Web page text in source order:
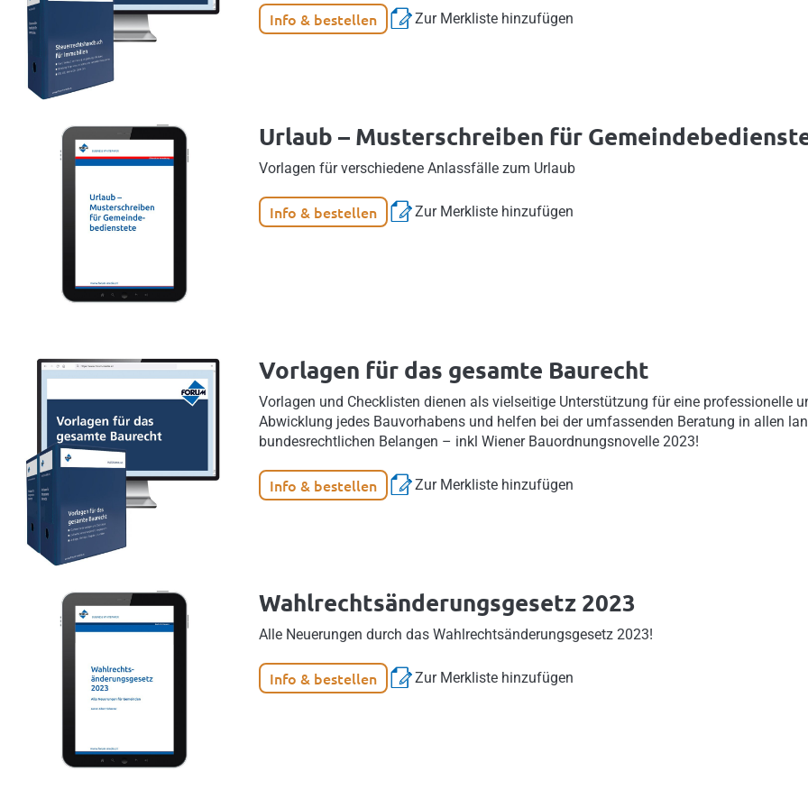
Info & bestellen Zur Merkliste hinzufügen
Urlaub – Musterschreiben für
Vorlagen für verschiedene Anlassfälle zum Urlaub
Info & bestellen Zur Merkliste hinzufügen
Vorlagen für das gesamte Baurecht
Vorlagen und Checklisten dienen als vielseitige Unterstützung für eine professionelle
Abwicklung jedes Bauvorhabens und helfen bei der umfassenden Beratung in allen
bundesrechtlichen Belangen – inkl Wiener Bauordnungsnovelle 2023!
Info & bestellen Zur Merkliste hinzufügen
Wahlrechtsänderungsgesetz 2023
Alle Neuerungen durch das Wahlrechtsänderungsgesetz 2023!
Info & bestellen Zur Merkliste hinzufügen